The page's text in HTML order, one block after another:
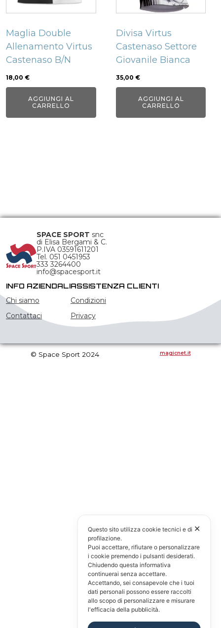
Maglia Double
Allenamento Virtus
Castenaso B/N
18,00 €
AGGIUNGI AL
CARRELLO
Divisa Virtus
Castenaso Settore
Giovanile Bianca
35,00 €
AGGIUNGI AL
CARRELLO
SPACE SPORT snc
di Elisa Bergami & C.
P.IVA 03591611201
Tel. 051 0451953
333 3264400
info@spacesport.it
INFO AZIENDALI
Chi siamo
Contattaci
ASSISTENZA CLIENTI
Condizioni
Privacy
© Space Sport 2024 magicnet.it
✕
Questo sito utilizza cookie tecnici e di
profilazione.
Puoi accettare, rifiutare o personalizzare
i cookie premendo i pulsanti desiderati.
Chiudendo questa informativa
continuerai senza accettare.
Accettando, sei consapevole che i tuoi
dati personali possono essere raccolti
allo scopo di personalizzare e misurare
l'efficacia della pubblicità.